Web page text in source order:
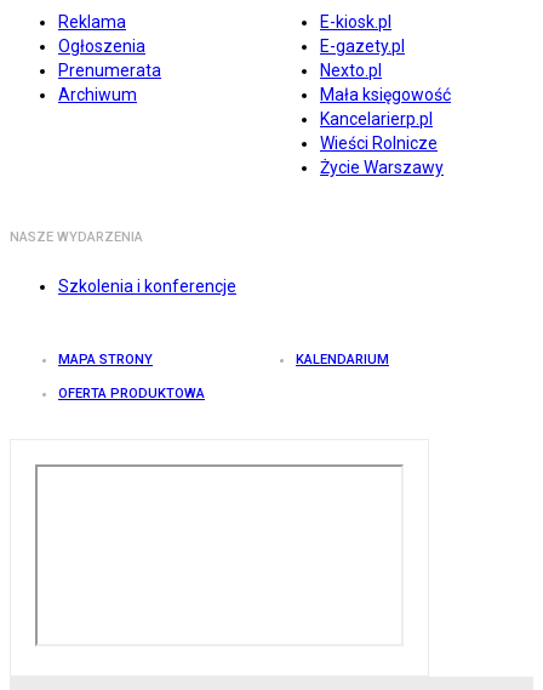
Reklama
Ogłoszenia
Prenumerata
Archiwum
E-kiosk.pl
E-gazety.pl
Nexto.pl
Mała księgowość
Kancelarierp.pl
Wieści Rolnicze
Życie Warszawy
NASZE WYDARZENIA
Szkolenia i konferencje
MAPA STRONY KALENDARIUM
OFERTA PRODUKTOWA